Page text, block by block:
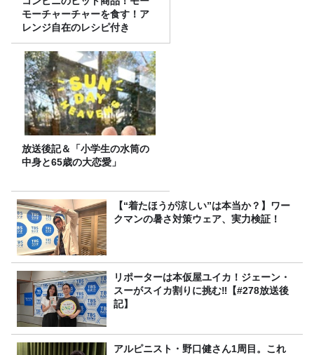
モーチャーチャーを食す！ア
レンジ自在のレシピ付き
放送後記＆「小学生の水筒の
中身と65歳の大恋愛」
【“着たほうが涼しい”は本当か？】ワー
クマンの暑さ対策ウェア、実力検証！
リポーターは本仮屋ユイカ！ジェーン・
スーがスイカ割りに挑む‼【#278放送後
記】
アルピニスト・野口健さん1周目。これ